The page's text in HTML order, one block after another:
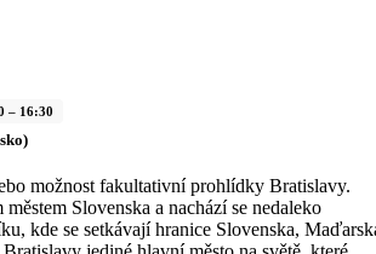
– 16:30
možnost fakultativní prohlídky Bratislavy.
Slovenska a nachází se nedaleko
kde se setkávají hranice Slovenska,